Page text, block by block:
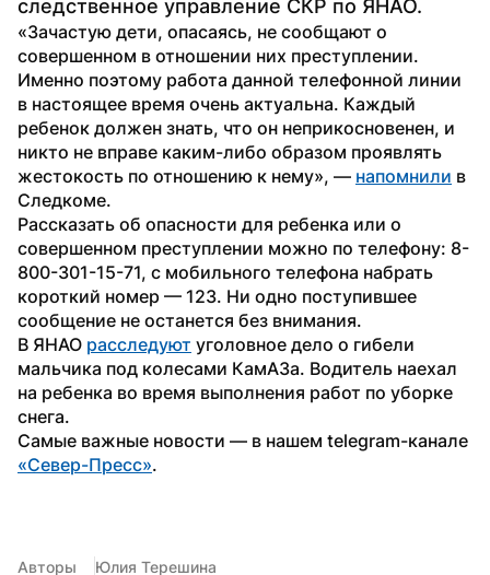
следственное управление СКР по ЯНАО.
«Зачастую дети, опасаясь, не сообщают о
совершенном в отношении них преступлении.
Именно поэтому работа данной телефонной линии
в настоящее время очень актуальна. Каждый
ребенок должен знать, что он неприкосновенен, и
никто не вправе каким-либо образом проявлять
жестокость по отношению к нему», — напомнили в
Следкоме.
Рассказать об опасности для ребенка или о
совершенном преступлении можно по телефону: 8-
800-301-15-71, с мобильного телефона набрать
короткий номер — 123. Ни одно поступившее
сообщение не останется без внимания.
В ЯНАО расследуют уголовное дело о гибели
мальчика под колесами КамАЗа. Водитель наехал
на ребенка во время выполнения работ по уборке
снега.
«Север-Пресс».
Авторы Юлия Терешина